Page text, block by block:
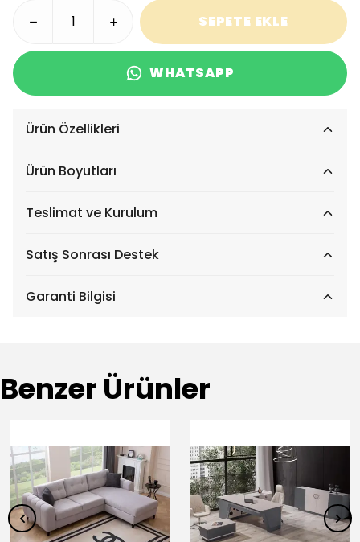
SEPETE EKLE
WHATSAPP
Ürün Özellikleri
Ürün Boyutları
Teslimat ve Kurulum
Satış Sonrası Destek
Garanti Bilgisi
Benzer Ürünler